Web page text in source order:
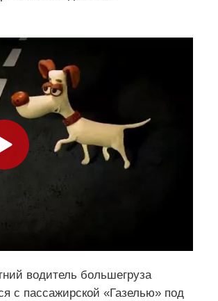
водитель большегруза
с пассажирской «Газелью» под